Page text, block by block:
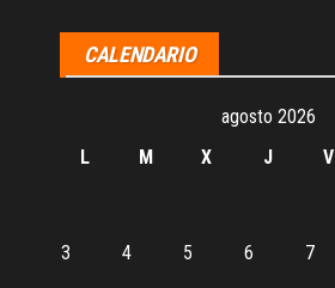
CALENDARIO
agosto 2026
L
M X J V
3 4 5 6 7